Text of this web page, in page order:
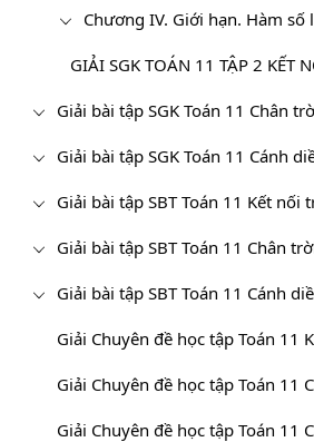
Chương IV. Giới hạn. Hàm số
Giải bài tập SGK Toán 11 Chân
Giải bài tập SGK Toán 11 Cánh
Giải bài tập SBT Toán 11 Kết nối
Giải bài tập SBT Toán 11 Chân
Giải bài tập SBT Toán 11 Cánh
Giải Chuyên đề học tập Toán 11
Giải Chuyên đề học tập Toán 11
Giải Chuyên đề học tập Toán 11